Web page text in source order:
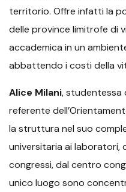
territorio. Offre infatti la
delle province limitrofe di
accademica in un
abbattendo i costi della
Alice Milani, studentessa
referente
la struttura nel suo
universitaria ai laboratori,
congressi, dal centro
unico luogo sono